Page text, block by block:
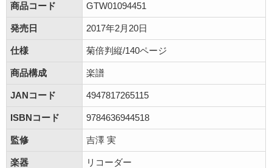
商品コード
GTW01094451
発売日 2017年2月20日
仕様 菊倍判縦/140ページ
商品構成 楽譜
JANコード 4947817265115
ISBNコード 9784636944518
監修 吉澤 実
楽器 リコーダー